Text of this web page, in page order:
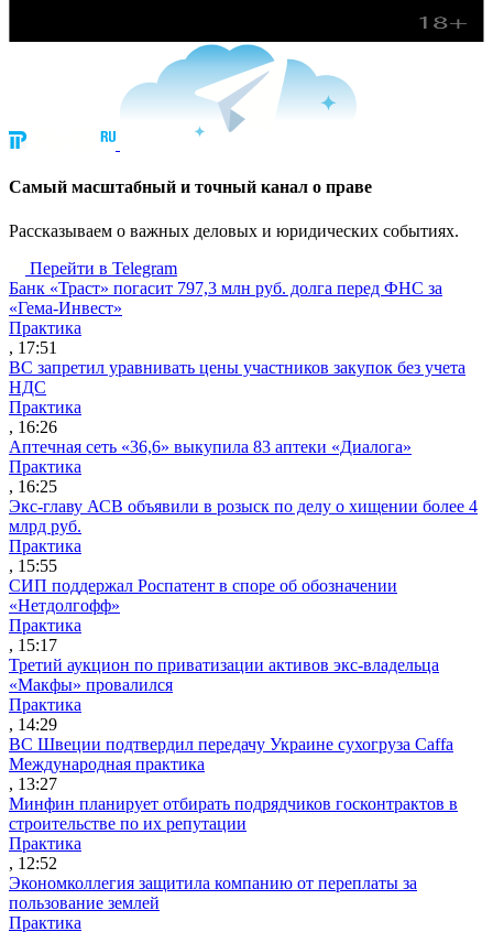
Cамый масштабный и точный канал о праве
Рассказываем о важных деловых и юридических событиях.
Перейти в Telegram
Банк «Траст» погасит 797,3 млн руб. долга перед ФНС за
«Гема-Инвест»
Практика
, 17:51
ВС запретил уравнивать цены участников закупок без учета
НДС
Практика
, 16:26
Аптечная сеть «36,6» выкупила 83 аптеки «Диалога»
Практика
, 16:25
Экс-главу АСВ объявили в розыск по делу о хищении более 4
млрд руб.
Практика
, 15:55
СИП поддержал Роспатент в споре об обозначении
«Нетдолгофф»
Практика
, 15:17
Третий аукцион по приватизации активов экс-владельца
«Макфы» провалился
Практика
, 14:29
ВС Швеции подтвердил передачу Украине сухогруза Caffa
Международная практика
, 13:27
Минфин планирует отбирать подрядчиков госконтрактов в
строительстве по их репутации
Практика
, 12:52
Экономколлегия защитила компанию от переплаты за
пользование землей
Практика